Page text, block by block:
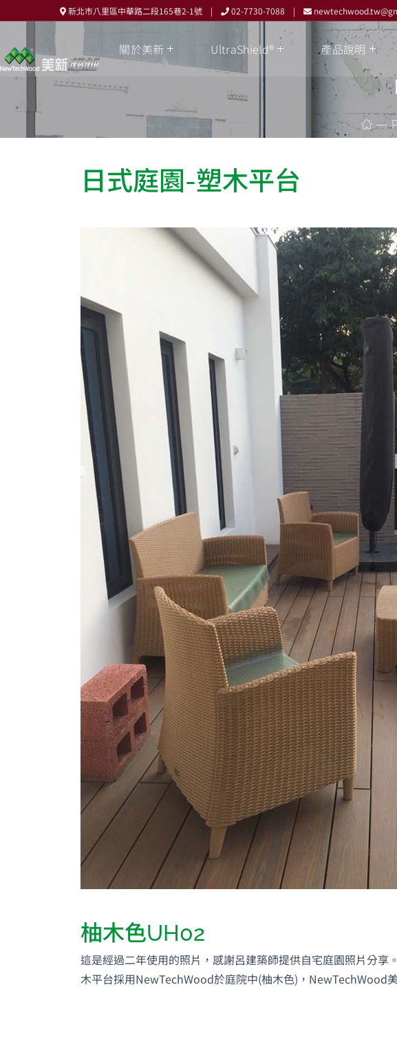
新北市八里區中華路二段165巷2-1號 | 02-7730-7088 |
關於美新 UltraShield® 產品說明
日式庭園-塑木平台
柚木色UH02
這是經過二年使用的照片，感謝呂建築師提供自宅庭園照片分享。
木平台採用NewTechWood於庭院中(柚木色)，NewTechWood